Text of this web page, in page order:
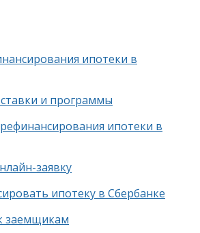
ипотеки в
и программы
ипотеки в
заявку
ипотеку в Сбербанке
заемщикам